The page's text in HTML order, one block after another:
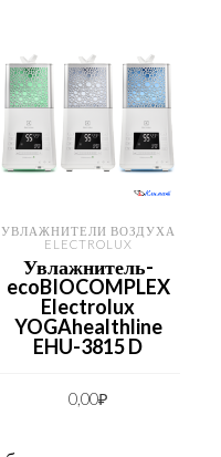
УВЛАЖНИТЕЛИ ВОЗДУХА
ELECTROLUX
Увлажнитель-
ecoBIOCOMPLEX
Electrolux
YOGAhealthline
EHU-3815 D
0,00₽